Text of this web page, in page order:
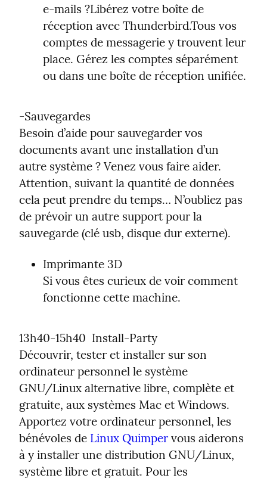
e-mails ?Libérez votre boîte de
réception avec Thunderbird.Tous vos
comptes de messagerie y trouvent leur
place. Gérez les comptes séparément
ou dans une boîte de réception unifiée.
-Sauvegardes
Besoin d’aide pour sauvegarder vos
documents avant une installation d’un
autre système ? Venez vous faire aider.
Attention, suivant la quantité de données
cela peut prendre du temps… N’oubliez pas
de prévoir un autre support pour la
sauvegarde (clé usb, disque dur externe).
Imprimante 3D
Si vous êtes curieux de voir comment
fonctionne cette machine.
13h40-15h40  Install-Party
Découvrir, tester et installer sur son
ordinateur personnel le système
GNU/Linux alternative libre, complète et
gratuite, aux systèmes Mac et Windows.
Apportez votre ordinateur personnel, les
bénévoles de Linux Quimper vous aiderons
à y installer une distribution GNU/Linux,
système libre et gratuit. Pour les